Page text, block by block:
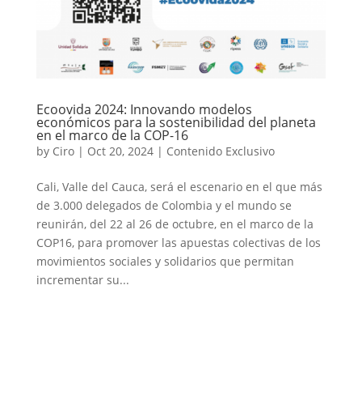
Ecoovida 2024: Innovando modelos
económicos para la sostenibilidad del planeta
en el marco de la COP-16
by Ciro| Oct 20, 2024| Contenido Exclusivo
Cali, Valle del Cauca, será el escenario en el que más
de 3.000 delegados de Colombia y el mundo se
reunirán, del 22 al 26 de octubre, en el marco de la
COP16, para promover las apuestas colectivas de los
movimientos sociales y solidarios que permitan
incrementar su...